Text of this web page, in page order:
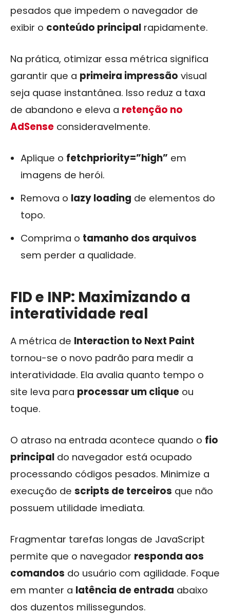
pesados que impedem o navegador de
exibir o conteúdo principal rapidamente.
Na prática, otimizar essa métrica significa
garantir que a primeira impressão visual
seja quase instantânea. Isso reduz a taxa
de abandono e eleva a retenção no
AdSense consideravelmente.
Aplique o fetchpriority=”high” em
imagens de herói.
Remova o lazy loading de elementos do
topo.
Comprima o tamanho dos arquivos
sem perder a qualidade.
FID e INP: Maximizando a
interatividade real
A métrica de Interaction to Next Paint
tornou-se o novo padrão para medir a
interatividade. Ela avalia quanto tempo o
site leva para processar um clique ou
toque.
O atraso na entrada acontece quando o fio
principal do navegador está ocupado
processando códigos pesados. Minimize a
execução de scripts de terceiros que não
possuem utilidade imediata.
Fragmentar tarefas longas de JavaScript
permite que o navegador responda aos
comandos do usuário com agilidade. Foque
em manter a latência de entrada abaixo
dos duzentos milissegundos.